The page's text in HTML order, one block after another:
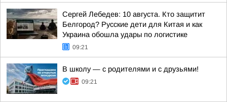
Сергей Лебедев: 10 августа. Кто защитит
Белгород? Русские дети для Китая и как
Украина обошла удары по логистике
09:21
В школу — с родителями и с друзьями!
09:21